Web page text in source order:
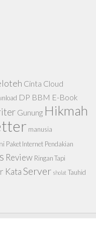
Cinta Cloud
DP BBM E-Book
Gunung Hikmah
manusia
Paket Internet Pendakian
Review Ringan Tapi
KataServer sholat Tauhid